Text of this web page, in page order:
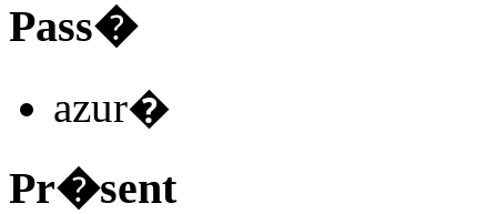
Pass�
azur�
Pr�sent